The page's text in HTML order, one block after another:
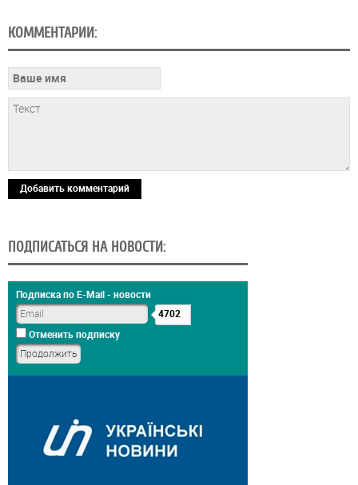
КОММЕНТАРИИ:
Добавить комментарий
ПОДПИСАТЬСЯ НА НОВОСТИ:
Подписка по E-Mail - новости
4702
Отменить подписку